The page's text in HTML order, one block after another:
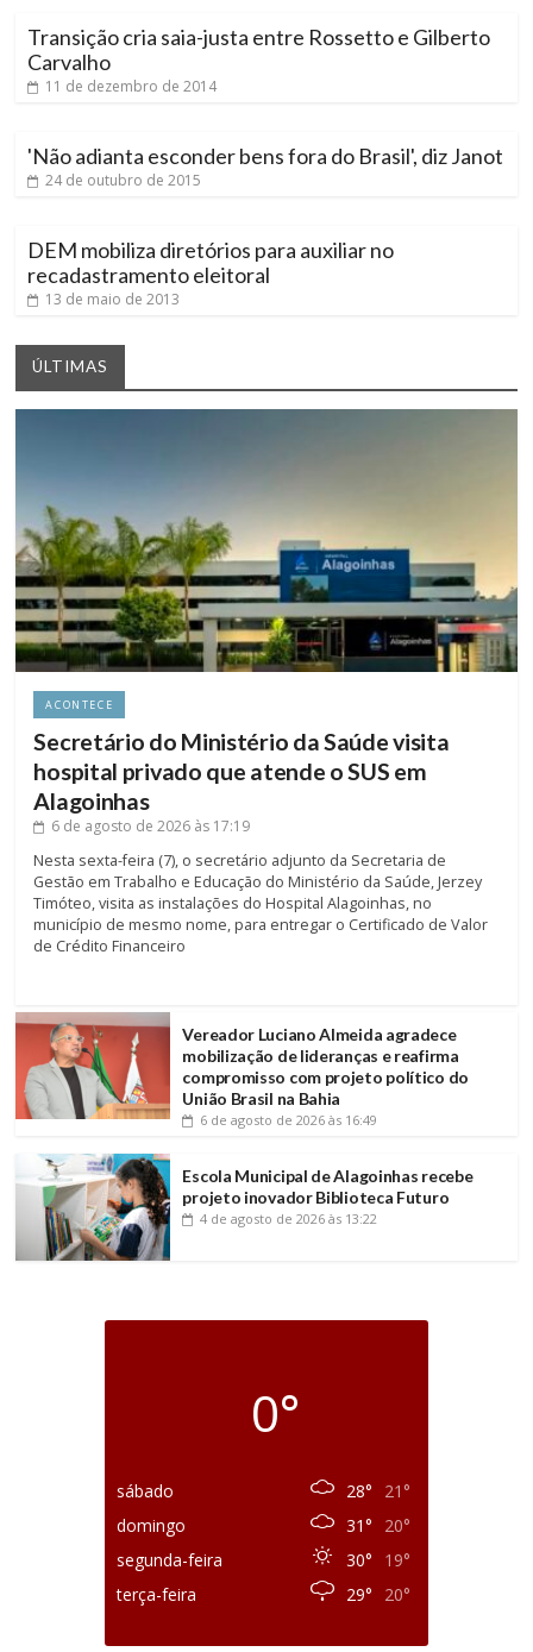
Transição cria saia-justa entre Rossetto e Gilberto
Carvalho
11 de dezembro de 2014
'Não adianta esconder bens fora do Brasil', diz Janot
24 de outubro de 2015
DEM mobiliza diretórios para auxiliar no
recadastramento eleitoral
13 de maio de 2013
ÚLTIMAS
ACONTECE
Secretário do Ministério da Saúde visita
hospital privado que atende o SUS em
Alagoinhas
6 de agosto de 2026 às 17:19
Nesta sexta-feira (7), o secretário adjunto da Secretaria de
Gestão em Trabalho e Educação do Ministério da Saúde, Jerzey
Timóteo, visita as instalações do Hospital Alagoinhas, no
município de mesmo nome, para entregar o Certificado de Valor
de Crédito Financeiro
Vereador Luciano Almeida agradece
mobilização de lideranças e reafirma
compromisso com projeto político do
União Brasil na Bahia
6 de agosto de 2026 às 16:49
Escola Municipal de Alagoinhas recebe
projeto inovador Biblioteca Futuro
4 de agosto de 2026 às 13:22
0°
sábado 28°
21°
domingo
31°
20°
segunda-feira
30°
19°
terça-feira
29° 20°